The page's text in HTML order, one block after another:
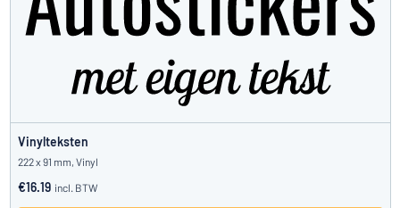
Vinylteksten
222 x 91 mm, Vinyl
€16.19 incl. BTW